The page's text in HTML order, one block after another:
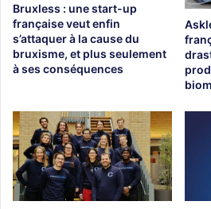
Bruxless : une start-up
française veut enfin
s’attaquer à la cause du
bruxisme, et plus seulement
à ses conséquences